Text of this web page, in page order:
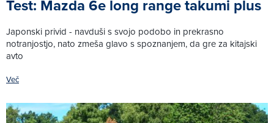
Test: Mazda 6e long range takumi plus
Japonski privid - navduši s svojo podobo in prekrasno
notranjostjo, nato zmeša glavo s spoznanjem, da gre za kitajski
avto
Več